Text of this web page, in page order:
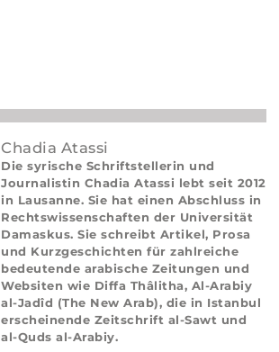
Chadia Atassi
Die syrische Schriftstellerin und
Journalistin Chadia Atassi lebt seit 2012
in Lausanne. Sie hat einen Abschluss in
Rechtswissenschaften der Universität
Damaskus. Sie schreibt Artikel, Prosa
und Kurzgeschichten für zahlreiche
bedeutende arabische Zeitungen und
Websiten wie Diffa Thâlitha, Al-Arabiy
al-Jadîd (The New Arab), die in Istanbul
erscheinende Zeitschrift al-Sawt und
al-Quds al-Arabiy.